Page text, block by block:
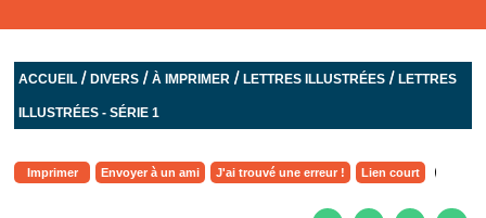
ACCUEIL /DIVERS /À IMPRIMER /LETTRES ILLUSTRÉES /LETTRES
ILLUSTRÉES - SÉRIE 1
Imprimer Envoyer à un ami J'ai trouvé une erreur ! Lien court